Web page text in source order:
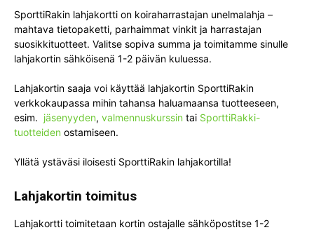
SporttiRakin lahjakortti on koiraharrastajan unelmalahja –
mahtava tietopaketti, parhaimmat vinkit ja harrastajan
suosikkituotteet. Valitse sopiva summa ja toimitamme sinulle
lahjakortin sähköisenä 1-2 päivän kuluessa.
Lahjakortin saaja voi käyttää lahjakortin SporttiRakin
verkkokaupassa mihin tahansa haluamaansa tuotteeseen,
esim. jäsenyyden, valmennuskurssin tai SporttiRakki-
tuotteiden ostamiseen.
Yllätä ystäväsi iloisesti SporttiRakin lahjakortilla!
Lahjakortin toimitus
Lahjakortti toimitetaan kortin ostajalle sähköpostitse 1-2